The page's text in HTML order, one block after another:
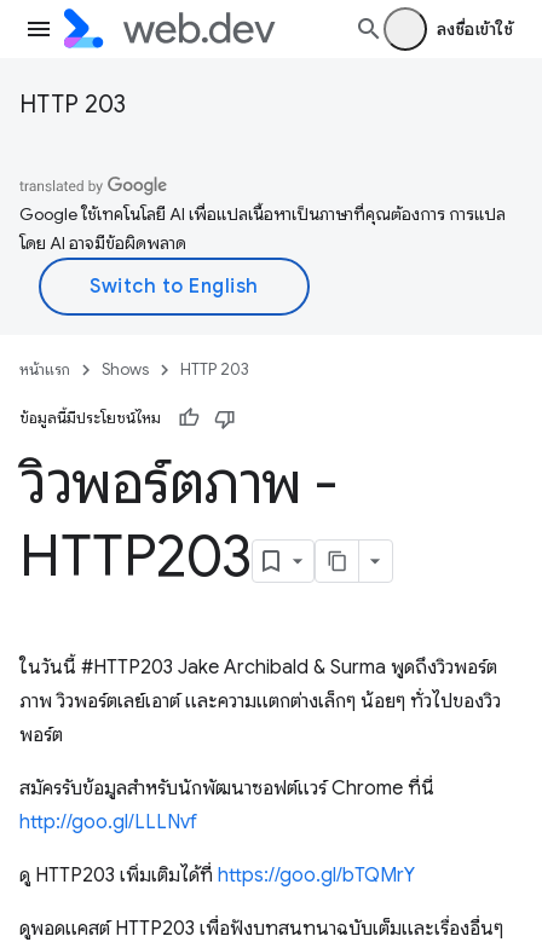
ลงชื่อเข้าใช้
HTTP 203
Google ใช้เทคโนโลยี AI เพื่อแปลเนื้อหาเป็นภาษาที่คุณต้องการ การแปล
โดย AI อาจมีข้อผิดพลาด
หน้าแรก Shows HTTP 203
ข้อมูลนี้มีประโยชน์ไหม
วิวพอร์ตภาพ -
HTTP203
ในวันนี้ #HTTP203 Jake Archibald & Surma พูดถึงวิวพอร์ต
ภาพ วิวพอร์ตเลย์เอาต์ และความแตกต่างเล็กๆ น้อยๆ ทั่วไปของวิว
พอร์ต
สมัครรับข้อมูลสำหรับนักพัฒนาซอฟต์แวร์ Chrome ที่นี่
http://goo.gl/LLLNvf
ดู HTTP203 เพิ่มเติมได้ที่ https://goo.gl/bTQMrY
ดูพอดแคสต์ HTTP203 เพื่อฟังบทสนทนาฉบับเต็มและเรื่องอื่นๆ